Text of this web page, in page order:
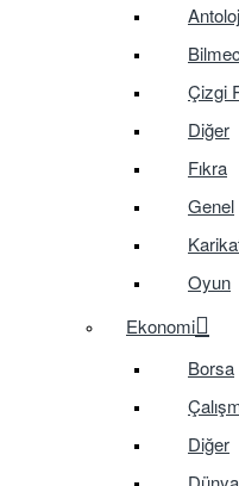
Çizgi
Diğer
Fıkra
Genel
Oyun
Ekonomi
Borsa
Diğer